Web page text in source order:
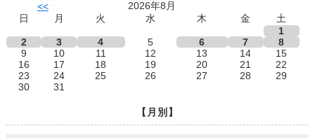
<<
2026年8月
日
月 火 水 木 金
土
1
2
3 4 5 6 7
8
9
10 11 12 13 14
15
16
17 18 19 20 21
22
23
24 25 26 27 28
29
30
31
【月別】